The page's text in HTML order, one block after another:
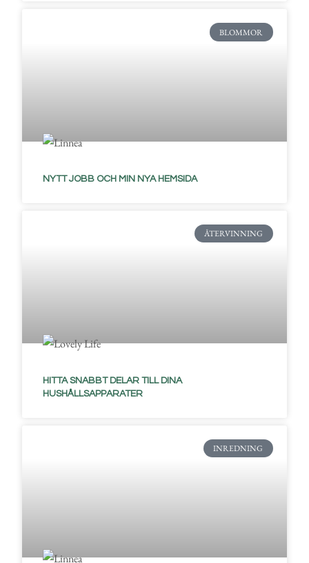
BLOMMOR
NYTT JOBB OCH MIN NYA HEMSIDA
ÅTERVINNING
HITTA SNABBT DELAR TILL DINA
HUSHÅLLSAPPARATER
INREDNING